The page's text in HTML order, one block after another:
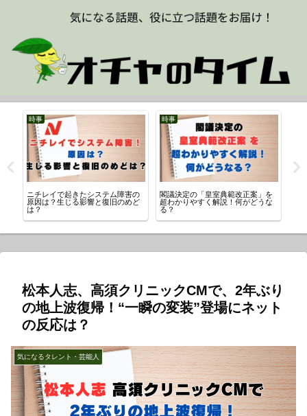
時事
ニチレイで起きたシステム障害の
原因は？生じる影響と復旧のめど
は？
時事
閣議決定の「皇室典範改正案」を
超わかりやすく解説！何がどうな
る？
松本人志、高須クリニックCMで、2年ぶり
の地上波復帰！“一瞬の変装”登場にネット
の反応は？
気になるタレント・芸能人